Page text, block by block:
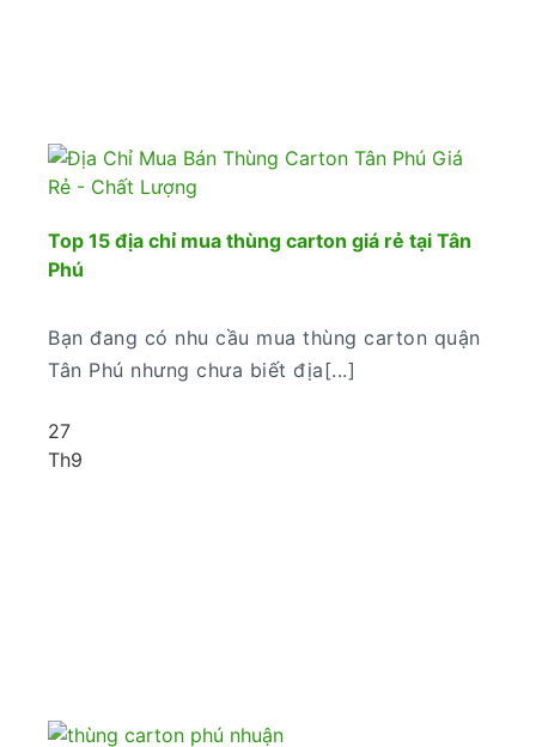
Top 15 địa chỉ mua thùng carton giá rẻ tại Tân
Phú
Bạn đang có nhu cầu mua thùng carton quận
Tân Phú nhưng chưa biết địa[...]
27
Th9